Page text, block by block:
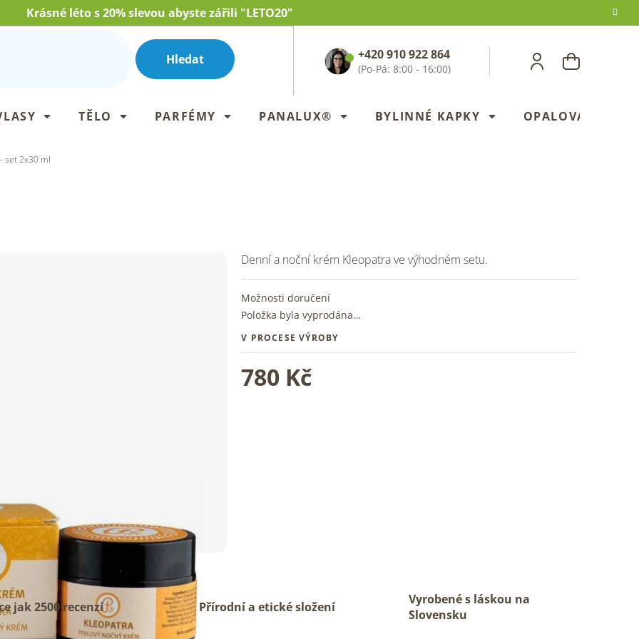
Krásné léto s 20% slevou abyste zářili "LETO20"
Hledat
NÁKUPNÍ
+420 910 922 864
TĚLO PARFÉMY PANALUX® BYLINNÉ KAPKY OPALOVANÍ
- set 2x30 ml
780 Kč
V PROCESE VÝROBY
Možnosti doručení
Položka byla vyprodána…
Denní a noční krém Kleopatra ve výhodném setu.
jak 2500 recenzí Přírodní a etické složení
Vyrobené s láskou na
Slovensku